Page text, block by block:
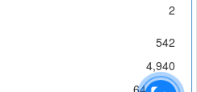
2
542
4,940